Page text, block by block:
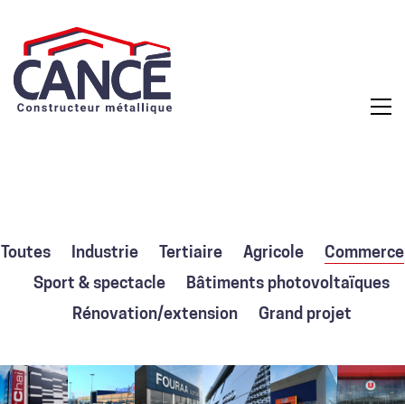
Toutes Industrie Tertiaire Agricole
Commerce
Sport & spectacle
Bâtiments photovoltaïques
Rénovation/extension
Grand projet